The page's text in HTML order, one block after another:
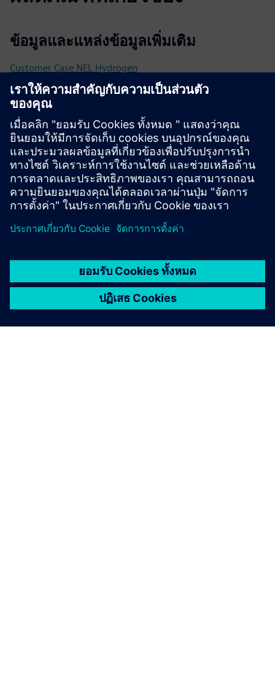
ข้อมูลและแหล่งข้อมูลเพิ่มเติม
Customer Case NEL Hydrogen
Customer Case Optime Subsea
Customer Case Nexans
Customer Case Leirvik
CLEVR Business Consulting
PLM for Manufacturing
เงื่อนไขเบื้องต้น